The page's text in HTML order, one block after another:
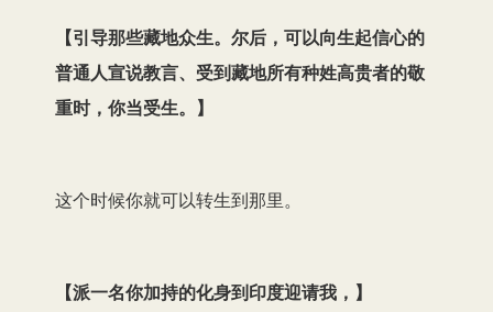
【引导那些藏地众生。尔后，可以向生起信心的
普通人宣说教言、受到藏地所有种姓高贵者的敬
重时，你当受生。】
这个时候你就可以转生到那里。
【派一名你加持的化身到印度迎请我， 】